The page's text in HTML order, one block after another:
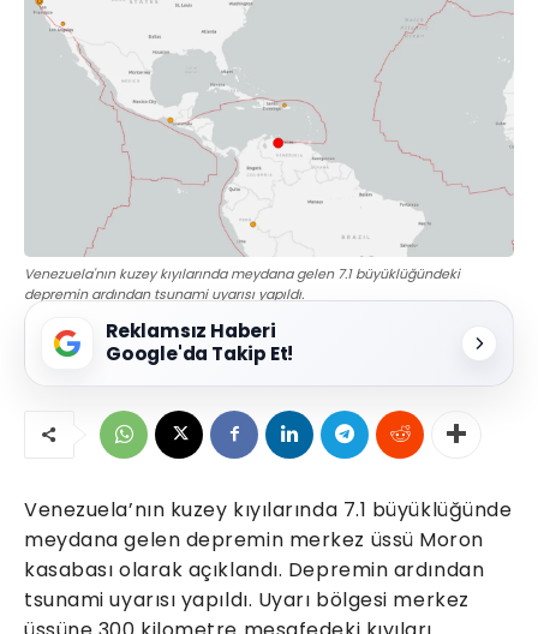
Venezuela'nın kuzey kıyılarında meydana gelen 7.1 büyüklüğündeki
depremin ardından tsunami uyarısı yapıldı.
Reklamsız Haberi
Google'da Takip Et!
Venezuela’nın kuzey kıyılarında 7.1 büyüklüğünde
meydana gelen depremin merkez üssü Moron
kasabası olarak açıklandı. Depremin ardından
tsunami uyarısı yapıldı. Uyarı bölgesi merkez